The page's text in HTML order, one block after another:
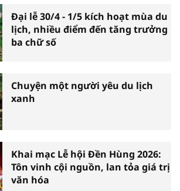
Đại lễ 30/4 - 1/5 kích hoạt mùa du
lịch, nhiều điểm đến tăng trưởng
ba chữ số
Chuyện một người yêu du lịch
xanh
Khai mạc Lễ hội Đền Hùng 2026:
Tôn vinh cội nguồn, lan tỏa giá trị
văn hóa